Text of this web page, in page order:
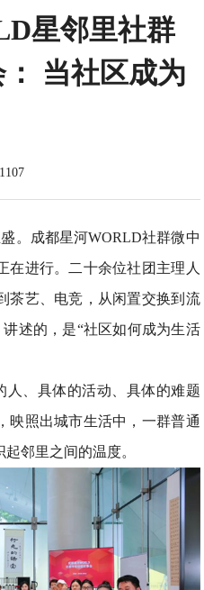
星邻里社群
当社区成为
。成都星河WORLD社群微中
在进行。二十余位社团主理人
茶艺、电竞，从闲置交换到流
述的，是“社区如何成为生活
人、具体的活动、具体的难题
映照出城市生活中，一群普通
邻里之间的温度。